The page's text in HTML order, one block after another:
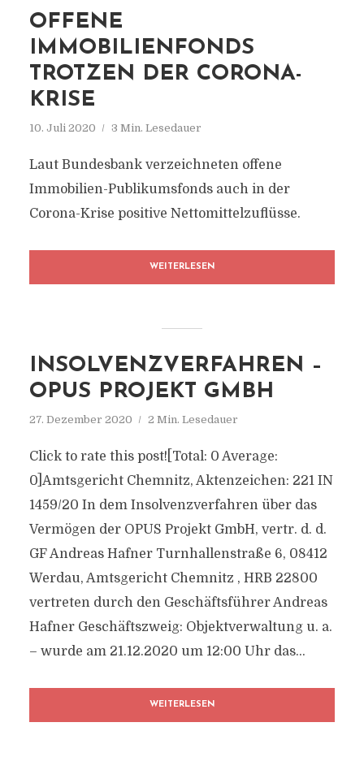
OFFENE
IMMOBILIENFONDS
TROTZEN DER CORONA-
KRISE
10. Juli 2020 3 Min. Lesedauer
Laut Bundesbank verzeichneten offene
Immobilien-Publikumsfonds auch in der
Corona-Krise positive Nettomittelzuflüsse.
WEITERLESEN
INSOLVENZVERFAHREN –
OPUS PROJEKT GMBH
27. Dezember 2020 2 Min. Lesedauer
Click to rate this post![Total: 0 Average:
0]Amtsgericht Chemnitz, Aktenzeichen: 221 IN
1459/20 In dem Insolvenzverfahren über das
Vermögen der OPUS Projekt GmbH, vertr. d. d.
GF Andreas Hafner Turnhallenstraße 6, 08412
Werdau, Amtsgericht Chemnitz , HRB 22800
vertreten durch den Geschäftsführer Andreas
Hafner Geschäftszweig: Objektverwaltung u. a.
– wurde am 21.12.2020 um 12:00 Uhr das...
WEITERLESEN